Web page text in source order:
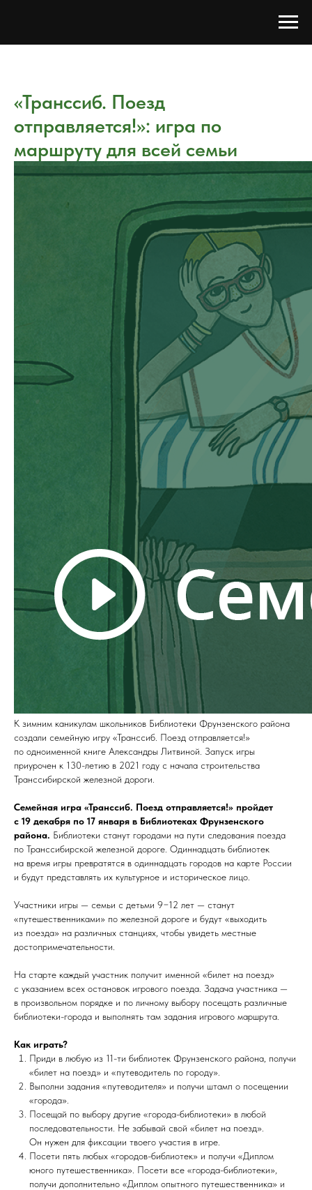
«Транссиб. Поезд
отправляется!»: игра по
маршруту для всей семьи
К зимним каникулам школьников Библиотеки Фрунзенского района
создали семейную игру «Транссиб. Поезд отправляется!»
по одноименной книге Александры Литвиной. Запуск игры
приурочен к 130-летию в 2021 году с начала строительства
Транссибирской железной дороги.
Семейная игра «Транссиб. Поезд отправляется!» пройдет
с 19 декабря по 17 января в Библиотеках Фрунзенского
района. Библиотеки станут городами на пути следования поезда
по Транссибирской железной дороге. Одиннадцать библиотек
на время игры превратятся в одиннадцать городов на карте России
и будут представлять их культурное и историческое лицо.
Участники игры — семьи с детьми 9−12 лет — станут
«путешественниками» по железной дороге и будут «выходить
из поезда» на различных станциях, чтобы увидеть местные
достопримечательности.
На старте каждый участник получит именной «билет на поезд»
с указанием всех остановок игрового поезда. Задача участника —
в произвольном порядке и по личному выбору посещать различные
библиотеки-города и выполнять там задания игрового маршрута.
Как играть?
Приди в любую из 11-ти библиотек Фрунзенского района, получи
«билет на поезд» и «путеводитель по городу».
Выполни задания «путеводителя» и получи штамп о посещении
«города».
Посещай по выбору другие «города-библиотеки» в любой
последовательности. Не забывай свой «билет на поезд».
Он нужен для фиксации твоего участия в игре.
Посети пять любых «городов-библиотек» и получи «Диплом
юного путешественника». Посети все «города-библиотеки»,
получи дополнительно «Диплом опытного путешественника» и